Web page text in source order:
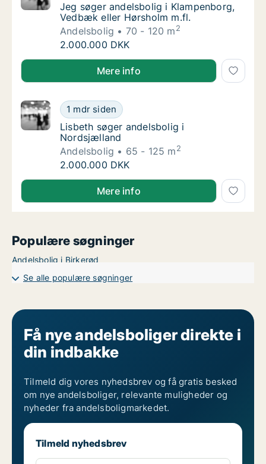
Jeg søger andelsbolig i Klampenborg,
Jeg søger andelsbolig i Klampenborg,
Vedbæk eller Hørsholm m.fl.
Andelsbolig
70 - 120 m2
Jeg søger andelsbolig i Klampenborg,
2.000.000 DKK
Jeg søger andelsbolig i Klampenborg, Vedbæk eller
Mere info
Lisbeth søger andelsbolig i Nordsjælland
1 mdr siden
Lisbeth søger andelsbolig i Nordsjælland
Lisbeth søger andelsbolig i
Nordsjælland
Andelsbolig
65 - 125 m2
Lisbeth søger andelsbolig i Nordsjælland
2.000.000 DKK
Lisbeth søger andelsbolig i Nordsjælland
Mere info
Populære søgninger
Andelsbolig i Birkerød
Se alle populære søgninger
Få nye andelsboliger direkte i
din indbakke
Tilmeld dig vores nyhedsbrev og få gratis besked
om nye andelsboliger, relevante muligheder og
nyheder fra andelsboligmarkedet.
Tilmeld nyhedsbrev